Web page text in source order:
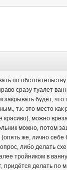
по
сразу туалет
будет,
т.к. это место
можно
можно, потом
же, лично
либо делать
тройником в
делать по